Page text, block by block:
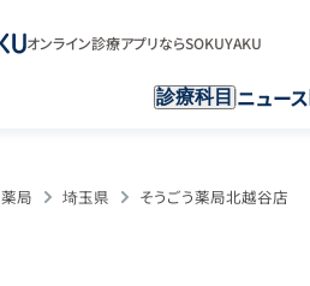
オンライン診療アプリならSOKUYAKU
診療科目 ニュース
薬局 埼玉県 そうごう薬局北越谷店